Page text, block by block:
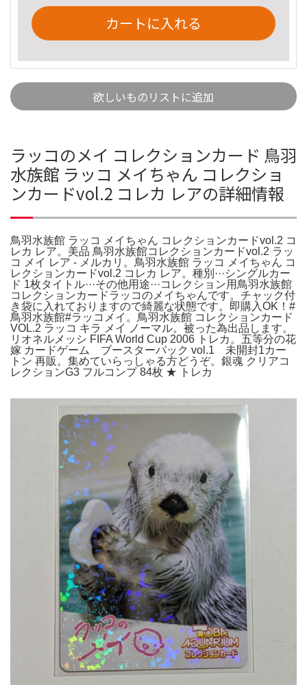
カートに入れる
欲しいものリストに追加
ラッコのメイ コレクションカード 鳥羽
水族館 ラッコ メイちゃん コレクショ
ンカードvol.2 コレカ レアの詳細情報
鳥羽水族館 ラッコ メイちゃん コレクションカードvol.2 コ
レカ レア。美品 鳥羽水族館コレクションカードvol.2 ラッ
コ メイ レア - メルカリ。鳥羽水族館 ラッコ メイちゃん コ
レクションカードvol.2 コレカ レア。種別···シングルカー
ド 1枚タイトル···その他用途···コレクション用鳥羽水族館
コレクションカードラッコのメイちゃんです。チャック付
き袋に入れておりますので綺麗な状態です。即購入OK！#
鳥羽水族館#ラッコメイ。鳥羽水族館 コレクションカード
VOL.2 ラッコ キラ メイ ノーマル。被った為出品します。
リオネルメッシ FIFA World Cup 2006 トレカ。五等分の花
嫁 カードゲーム ブースターパック vol.1 未開封1カー
トン 再販。集めていらっしゃる方どうぞ。銀魂 クリアコ
レクションG3 フルコンプ 84枚 ★ トレカ